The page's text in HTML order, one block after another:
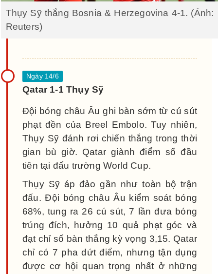
Thụy Sỹ thắng Bosnia & Herzegovina 4-1. (Ảnh:
Reuters)
Qatar 1-1 Thụy Sỹ
Đội bóng châu Âu ghi bàn sớm từ cú sút
phạt đền của Breel Embolo. Tuy nhiên,
Thụy Sỹ đánh rơi chiến thắng trong thời
gian bù giờ. Qatar giành điểm số đầu
tiên tại đấu trường World Cup.
Thụy Sỹ áp đảo gần như toàn bộ trận
đấu. Đội bóng châu Âu kiểm soát bóng
68%, tung ra 26 cú sút, 7 lần đưa bóng
trúng đích, hưởng 10 quả phạt góc và
đạt chỉ số bàn thắng kỳ vọng 3,15. Qatar
chỉ có 7 pha dứt điểm, nhưng tận dụng
được cơ hội quan trọng nhất ở những